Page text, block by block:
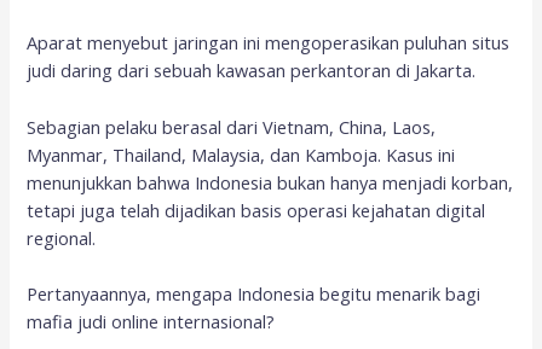
Aparat menyebut jaringan ini mengoperasikan puluhan situs
judi daring dari sebuah kawasan perkantoran di Jakarta.
Sebagian pelaku berasal dari Vietnam, China, Laos,
Myanmar, Thailand, Malaysia, dan Kamboja. Kasus ini
menunjukkan bahwa Indonesia bukan hanya menjadi korban,
tetapi juga telah dijadikan basis operasi kejahatan digital
regional.
Pertanyaannya, mengapa Indonesia begitu menarik bagi
mafia judi online internasional?